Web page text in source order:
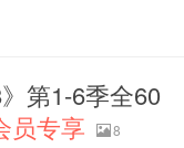
第1-6季全60
员专享 8